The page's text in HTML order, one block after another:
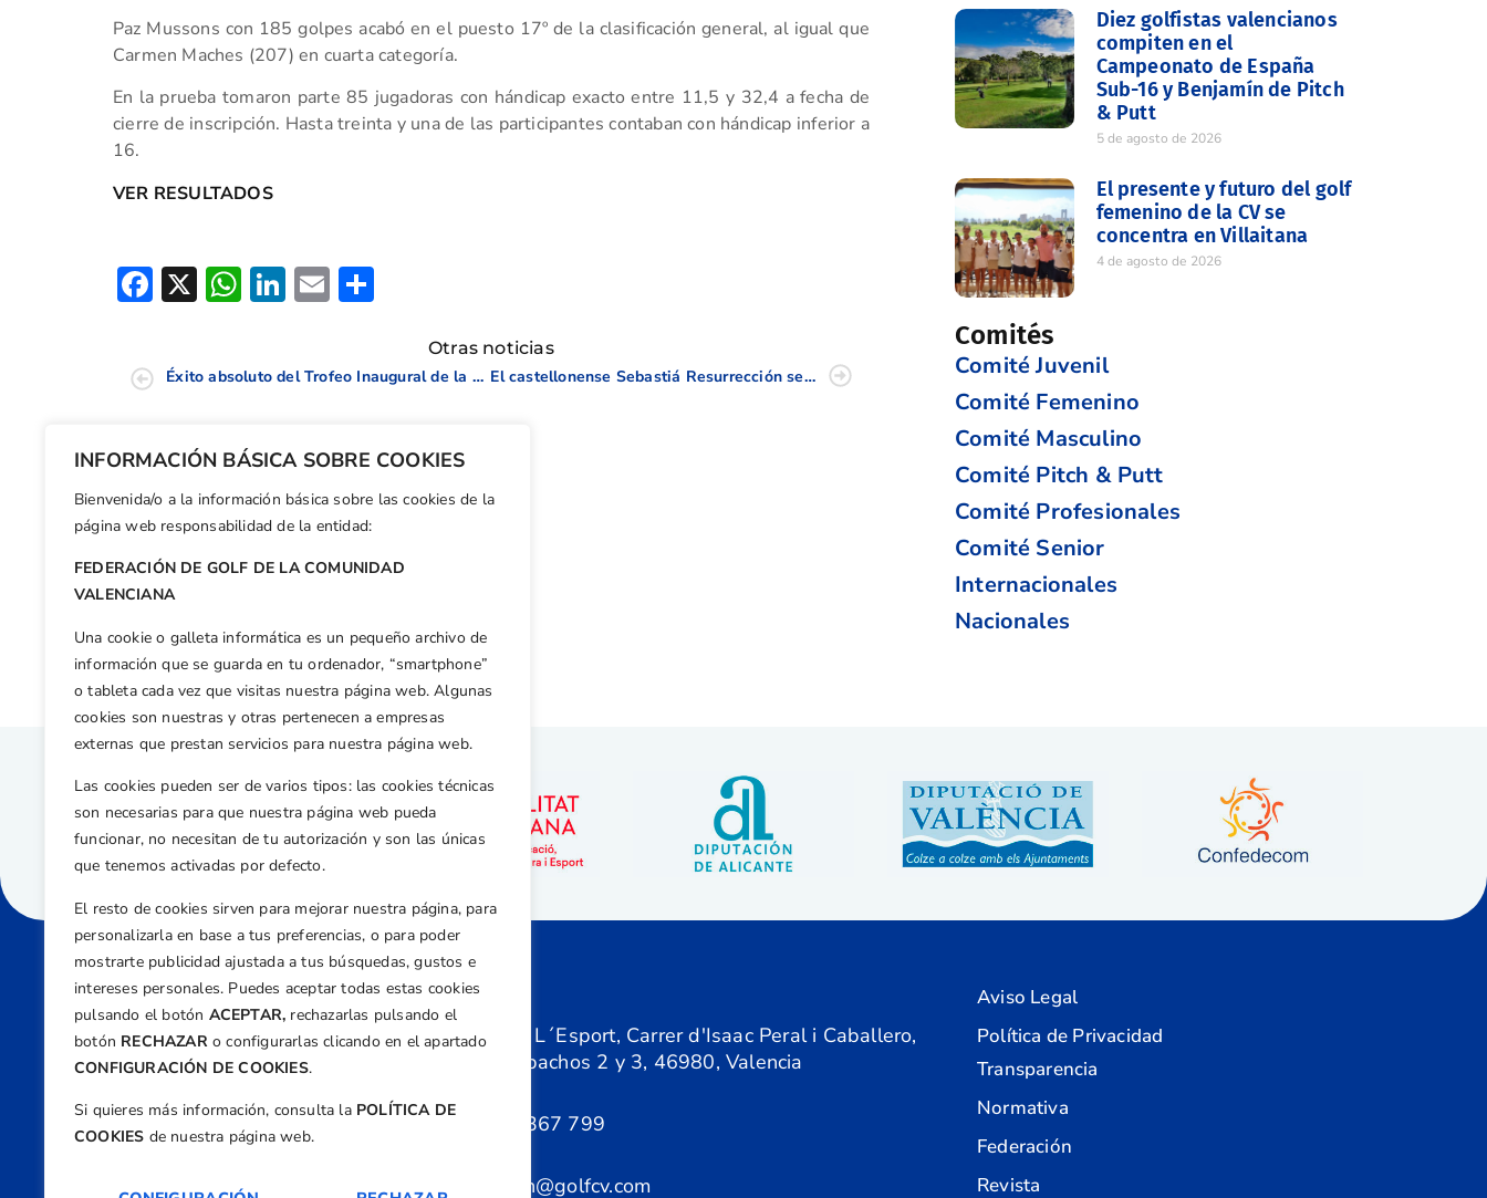
INFORMACIÓN BÁSICA SOBRE COOKIES
Bienvenida/o a la información básica sobre las cookies de la
página web responsabilidad de la entidad:
FEDERACIÓN DE GOLF DE LA COMUNIDAD
VALENCIANA
Una cookie o galleta informática es un pequeño archivo de
información que se guarda en tu ordenador, “smartphone”
o tableta cada vez que visitas nuestra página web. Algunas
cookies son nuestras y otras pertenecen a empresas
externas que prestan servicios para nuestra página web.
Las cookies pueden ser de varios tipos: las cookies técnicas
son necesarias para que nuestra página web pueda
funcionar, no necesitan de tu autorización y son las únicas
que tenemos activadas por defecto.
El resto de cookies sirven para mejorar nuestra página, para
personalizarla en base a tus preferencias, o para poder
mostrarte publicidad ajustada a tus búsquedas, gustos e
intereses personales. Puedes aceptar todas estas cookies
pulsando el botón ACEPTAR, rechazarlas pulsando el
botón RECHAZARo configurarlas clicando en el apartado
CONFIGURACIÓN DE COOKIES.
Si quieres más información, consulta la POLÍTICA DE
COOKIES de nuestra página web.
Paz Mussons con 185 golpes acabó en el puesto 17º de la clasificación general, al igual que
Carmen Maches (207) en cuarta categoría.
En la prueba tomaron parte 85 jugadoras con hándicap exacto entre 11,5 y 32,4 a fecha de
cierre de inscripción. Hasta treinta y una de las participantes contaban con hándicap inferior a
16.
VER RESULTADOS
Facebook
X WhatsApp
LinkedIn
Email
Otras noticias
Éxito absoluto del Trofeo Inaugural de la Escuela de Golf Elche
El castellonense Sebastiá Resurrección se proclama subcampeón de España de Pitch & Putt en Panorámica
Diez golfistas valencianos
compiten en el
Campeonato de España
Sub-16 y Benjamín de Pitch
& Putt
5 de agosto de 2026
El presente y futuro del golf
femenino de la CV se
concentra en Villaitana
4 de agosto de 2026
Comités
Comité Juvenil
Comité Femenino
Comité Masculino
Comité Pitch & Putt
Comité Profesionales
Comité Senior
Internacionales
Nacionales
Dirección
Centre de L´Esport, Carrer d'Isaac Peral i Caballero,
Nº 5, Despachos 2 y 3, 46980, Valencia
+34 961 367 799
federacion@golfcv.com
Aviso Legal
Política de Privacidad
Transparencia
Normativa
Federación
Revista